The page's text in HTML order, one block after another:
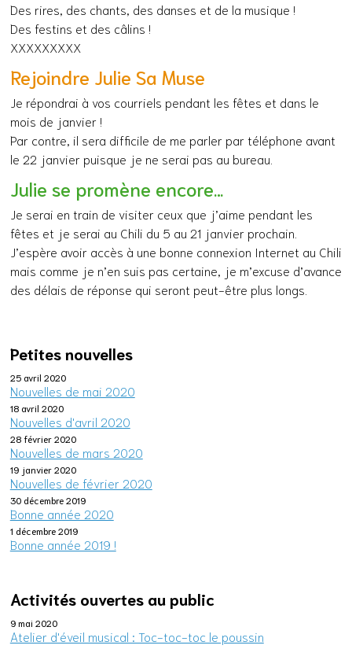
Des rires, des chants, des danses et de la musique !
Des festins et des câlins !
XXXXXXXXX
Rejoindre Julie Sa Muse
Je répondrai à vos courriels pendant les fêtes et dans le
mois de janvier !
Par contre, il sera difficile de me parler par téléphone avant
le 22 janvier puisque je ne serai pas au bureau.
Julie se promène encore…
Je serai en train de visiter ceux que j’aime pendant les
fêtes et je serai au Chili du 5 au 21 janvier prochain.
J’espère avoir accès à une bonne connexion Internet au Chili
mais comme je n’en suis pas certaine, je m’excuse d’avance
des délais de réponse qui seront peut-être plus longs.
Petites nouvelles
25 avril 2020
Nouvelles de mai 2020
18 avril 2020
Nouvelles d'avril 2020
28 février 2020
Nouvelles de mars 2020
19 janvier 2020
Nouvelles de février 2020
30 décembre 2019
Bonne année 2020
1 décembre 2019
Bonne année 2019 !
Activités ouvertes au public
9 mai 2020
Atelier d'éveil musical : Toc-toc-toc le poussin